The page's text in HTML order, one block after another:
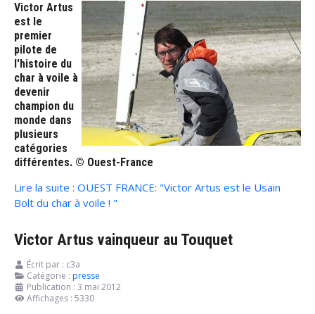
Victor Artus
est le
premier
pilote de
l'histoire du
char à voile à
devenir
champion du
monde dans
plusieurs
catégories
différentes. © Ouest-France
Lire la suite : OUEST FRANCE: "Victor Artus est le Usain
Bolt du char à voile ! "
Victor Artus vainqueur au Touquet
Écrit par : c3a
Catégorie : presse
Publication : 3 mai 2012
Affichages : 5330